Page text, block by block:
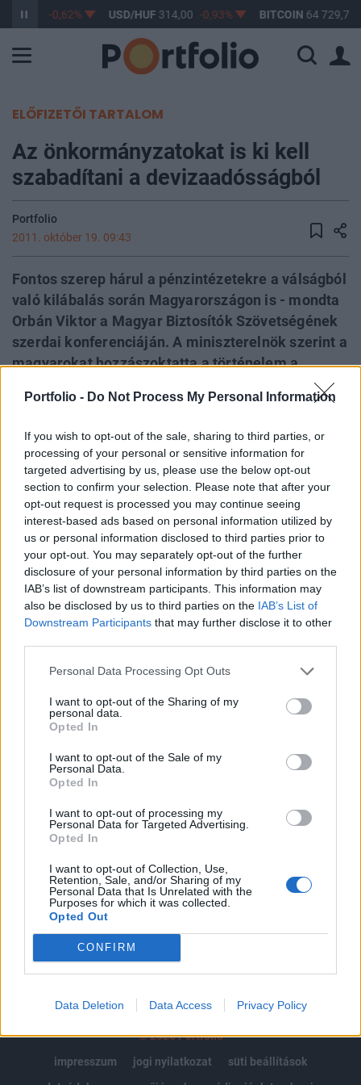
Portfolio - Do Not Process My Personal Information
If you wish to opt-out of the sale, sharing to third parties, or
processing of your personal or sensitive information for
targeted advertising by us, please use the below opt-out
section to confirm your selection. Please note that after your
opt-out request is processed you may continue seeing
interest-based ads based on personal information utilized by
us or personal information disclosed to third parties prior to
your opt-out. You may separately opt-out of the further
disclosure of your personal information by third parties on the
IAB’s list of downstream participants. This information may
also be disclosed by us to third parties on the IAB’s List of
Downstream Participants that may further disclose it to other
Personal Data Processing Opt Outs
I want to opt-out of the Sharing of my
personal data.
Opted In
I want to opt-out of the Sale of my
Personal Data.
Opted In
I want to opt-out of processing my
Personal Data for Targeted Advertising.
Opted In
I want to opt-out of Collection, Use,
Retention, Sale, and/or Sharing of my
Personal Data that Is Unrelated with the
Purposes for which it was collected.
Opted Out
CONFIRM
Data Deletion Data Access Privacy Policy
363,16 -0,62% USD/HUF 314,00 -0,93% BITCOIN 64 729,78
ELŐFIZETŐI TARTALOM
Az önkormányzatokat is ki kell
szabadítani a devizaadósságból
Portfolio
2011. október 19. 09:43
Fontos szerep hárul a pénzintézetekre a válságból
való kilábalás során Magyarországon is - mondta
Orbán Viktor a Magyar Biztosítók Szövetségének
szerdai konferenciáján. A miniszterelnök szerint a
magyarokat hozzászoktatta a történelem a
devizaadósságot csak vitatott, kontroverzális
önkormányzatokat is ki kell szabadítani.
A biztosítási szektor meghatározó szektor minden európai
gazdaságban, ez Magyarországon is így van. Azért vagyok
itt, mert a biztosítási szektornak van nálunk jövője,
ellenkező esetben más meghívásokat részesítettem volna
előnyben - fogalmazott. A szektor nehéz helyzetben van, de
ha a magyar gazdaság talpon marad és megerősödik,
ebben nagy szerepet fognak játszani a pénzintézetek...
KEDVES OLVASÓNK!
A keresett cikk a portfolio.hu hírarchívumához
tartozik, melynek olvasása előfizetéses
regisztrációhoz kötött.
Az előfizetés a következőket tartalmazza:
Portfolio.hu teljes cikkarchívum
Kötéslisták: BÉT elmúlt 2 év napon belüli
kötéslistái
MÁR ELŐFIZETŐNK VAGY?BEJELENTKEZÉS
© 2026 Portfolio
impresszum
jogi nyilatkozat
süti beállítások